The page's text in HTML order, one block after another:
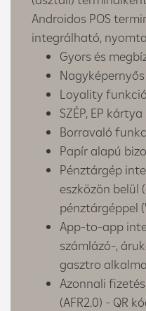
Androidos POS
integrálható,
Gyors és
Nagyképernyős
Loyality
SZÉP, EP
Borravaló
Papír alapú
Pénztárgép
eszközön belül
pénztárgéppel
App-to-app
számlázó-,
gasztro
Azonnali
(AFR2.0) - QR